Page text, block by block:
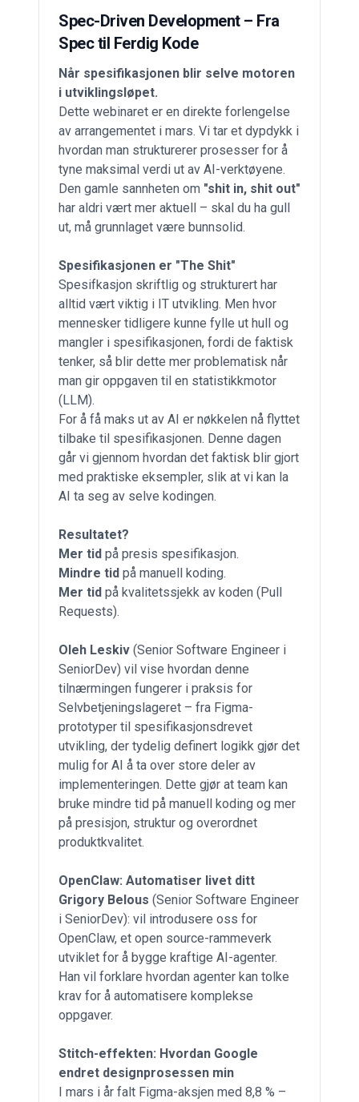
Spec-Driven Development – Fra
Spec til Ferdig Kode
Når spesifikasjonen blir selve motoren
i utviklingsløpet.
Dette webinaret er en direkte forlengelse
av arrangementet i mars. Vi tar et dypdykk i
hvordan man strukturerer prosesser for å
tyne maksimal verdi ut av AI-verktøyene.
Den gamle sannheten om "shit in, shit out"
har aldri vært mer aktuell – skal du ha gull
ut, må grunnlaget være bunnsolid.
Spesifikasjonen er "The Shit"
Spesifkasjon skriftlig og strukturert har
alltid vært viktig i IT utvikling. Men hvor
mennesker tidligere kunne fylle ut hull og
mangler i spesifikasjonen, fordi de faktisk
tenker, så blir dette mer problematisk når
man gir oppgaven til en statistikkmotor
(LLM).
For å få maks ut av AI er nøkkelen nå flyttet
tilbake til spesifikasjonen. Denne dagen
går vi gjennom hvordan det faktisk blir gjort
med praktiske eksempler, slik at vi kan la
AI ta seg av selve kodingen.
Resultatet?
Mer tid på presis spesifikasjon.
Mindre tid på manuell koding.
Mer tid på kvalitetssjekk av koden (Pull
Requests).
Oleh Leskiv (Senior Software Engineer i
SeniorDev) vil vise hvordan denne
tilnærmingen fungerer i praksis for
Selvbetjeningslageret – fra Figma-
prototyper til spesifikasjonsdrevet
utvikling, der tydelig definert logikk gjør det
mulig for AI å ta over store deler av
implementeringen. Dette gjør at team kan
bruke mindre tid på manuell koding og mer
på presisjon, struktur og overordnet
produktkvalitet.
OpenClaw: Automatiser livet ditt
Grigory Belous (Senior Software Engineer
i SeniorDev): vil introdusere oss for
OpenClaw, et open source-rammeverk
utviklet for å bygge kraftige AI-agenter.
Han vil forklare hvordan agenter kan tolke
krav for å automatisere komplekse
oppgaver.
Stitch-effekten: Hvordan Google
endret designprosessen min
I mars i år falt Figma-aksjen med 8,8 % –